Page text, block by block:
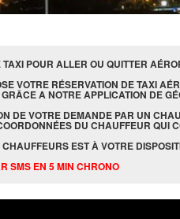
POUR ALLER OU QUITTER
VOTRE RÉSERVATION DE TAXI
A NOTRE APPLICATION DE
DE VOTRE DEMANDE PAR UN
DU CHAUFFEUR QUI
EST À VOTRE
SMS EN 5 MIN CHRONO